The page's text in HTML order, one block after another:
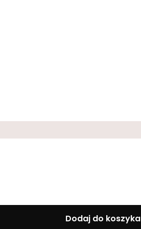
Dodaj do koszyka